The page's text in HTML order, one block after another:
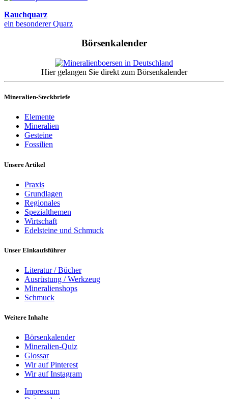
Rauchquarz
ein besonderer Quarz
Börsenkalender
Hier gelangen Sie direkt zum Börsenkalender
Mineralien-Steckbriefe
Elemente
Mineralien
Gesteine
Fossilien
Unsere Artikel
Praxis
Grundlagen
Regionales
Spezialthemen
Wirtschaft
Edelsteine und Schmuck
Unser Einkaufsführer
Literatur / Bücher
Ausrüstung / Werkzeug
Mineralienshops
Schmuck
Weitere Inhalte
Börsenkalender
Mineralien-Quiz
Glossar
Wir auf Pinterest
Wir auf Instagram
Impressum